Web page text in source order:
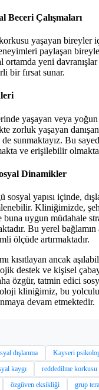
Beceri Çalışmaları
yaşayan bireyler
paylaşan
yeni
bir fırsat sunar.
yaşayan veya yoğun
zorluk yaşayan
sunmaktayız. Bu
ve erişilebilir
Dinamikler
yapısı içinde,
Kliniğimizde,
uygun müdahale
Bu yerel bağlamın
ölçüde artırmaktadır.
kısıtlayan ancak
destek ve kişisel
özgür, tatmin edici
kliniğimiz, bu
devam etmektedir.
dışlanma
Kayseri
kaygı
reddedilme korkusu
özgüven eksikliği
grup